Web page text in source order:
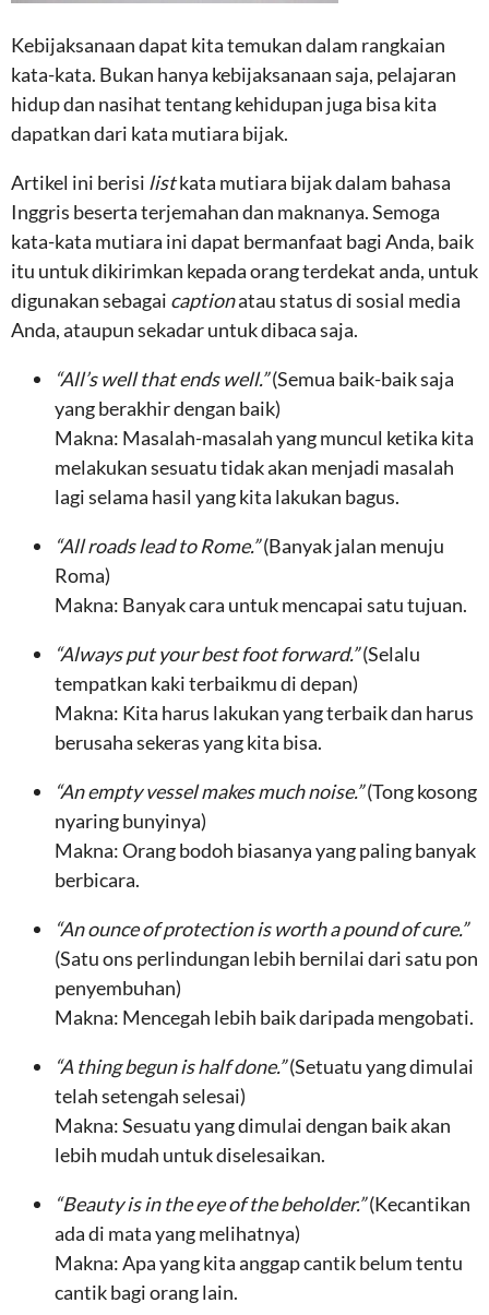
Kebijaksanaan dapat kita temukan dalam rangkaian
kata-kata. Bukan hanya kebijaksanaan saja, pelajaran
hidup dan nasihat tentang kehidupan juga bisa kita
dapatkan dari kata mutiara bijak.
Artikel ini berisi listkata mutiara bijak dalam bahasa
Inggris beserta terjemahan dan maknanya. Semoga
kata-kata mutiara ini dapat bermanfaat bagi Anda, baik
itu untuk dikirimkan kepada orang terdekat anda, untuk
digunakan sebagai captionatau status di sosial media
Anda, ataupun sekadar untuk dibaca saja.
“All’s well that ends well.”(Semua baik-baik saja
yang berakhir dengan baik)
Makna: Masalah-masalah yang muncul ketika kita
melakukan sesuatu tidak akan menjadi masalah
lagi selama hasil yang kita lakukan bagus.
“All roads lead to Rome.”(Banyak jalan menuju
Roma)
Makna: Banyak cara untuk mencapai satu tujuan.
“Always put your best foot forward.”(Selalu
tempatkan kaki terbaikmu di depan)
Makna: Kita harus lakukan yang terbaik dan harus
berusaha sekeras yang kita bisa.
“An empty vessel makes much noise.”(Tong kosong
nyaring bunyinya)
Makna: Orang bodoh biasanya yang paling banyak
berbicara.
“An ounce of protection is worth a pound of cure.”
(Satu ons perlindungan lebih bernilai dari satu pon
penyembuhan)
Makna: Mencegah lebih baik daripada mengobati.
“A thing begun is half done.”(Setuatu yang dimulai
telah setengah selesai)
Makna: Sesuatu yang dimulai dengan baik akan
lebih mudah untuk diselesaikan.
“Beauty is in the eye of the beholder.”(Kecantikan
ada di mata yang melihatnya)
Makna: Apa yang kita anggap cantik belum tentu
cantik bagi orang lain.